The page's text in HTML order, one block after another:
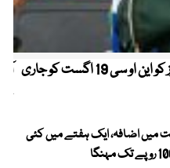
کیریبین پریمیئر لیگ ، قومی کرکٹرز کو این او سی 19 اگست کو جاری
میں اضافہ، ایک ہفتے میں کئی